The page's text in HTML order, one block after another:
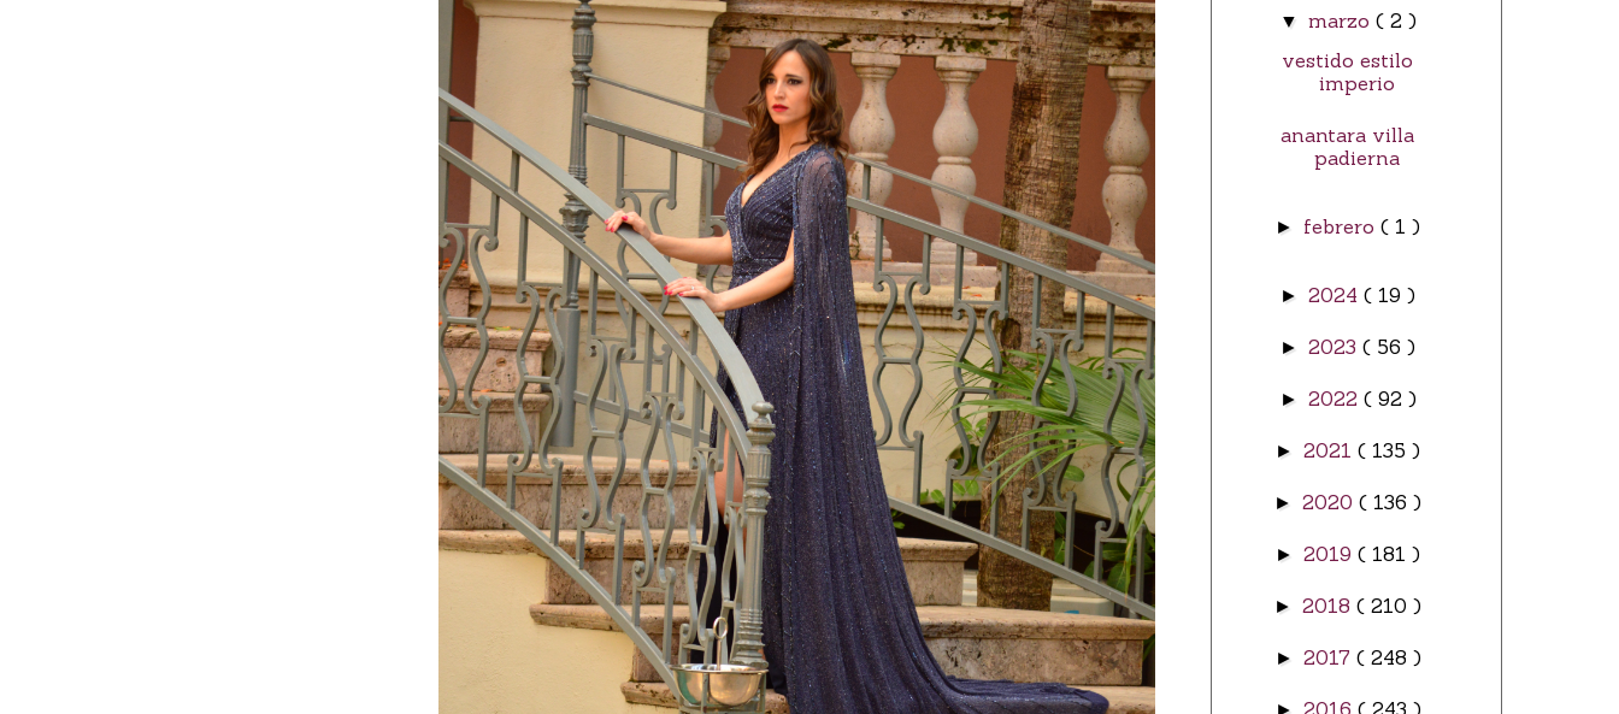
▼ marzo ( 2 )
vestido estilo
imperio
anantara villa
padierna
► febrero( 1 )
►2024( 19 )
►2023( 56 )
► 2022 ( 92 )
►2021( 135 )
►2020( 136 )
►2019( 181 )
►2018( 210 )
► 2017 ( 248 )